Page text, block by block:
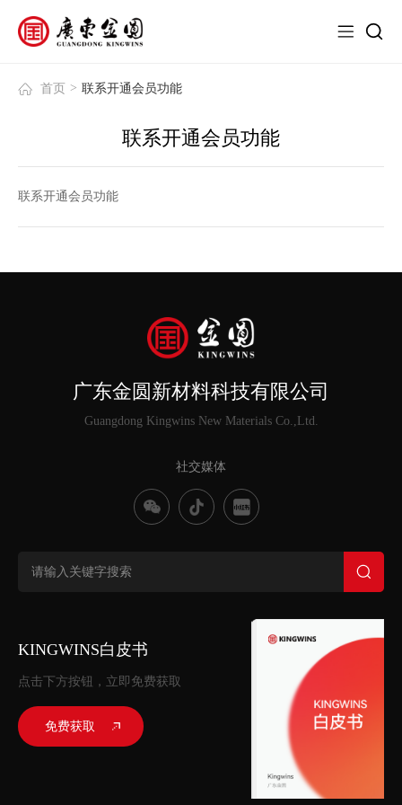
首页 > 联系开通会员功能
联系开通会员功能
联系开通会员功能
广东金圆新材料科技有限公司
Guangdong Kingwins New Materials Co.,Ltd.
社交媒体
KINGWINS白皮书
点击下方按钮，立即免费获取
免费获取